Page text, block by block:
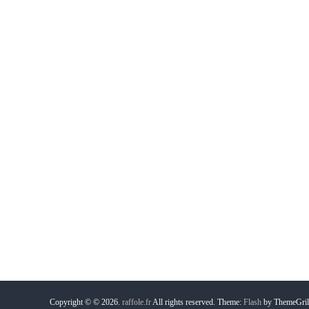
Copyright © © 2026. raffole.frAll rights reserved. Theme: Flash by